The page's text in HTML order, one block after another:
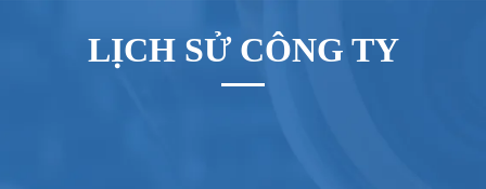
LỊCH SỬ CÔNG TY